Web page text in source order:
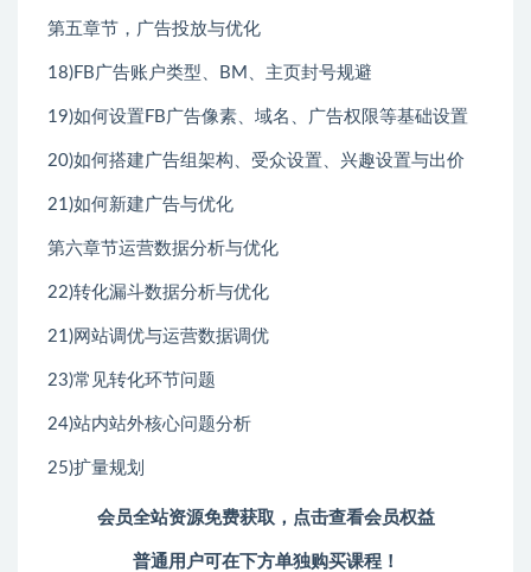
第五章节，广告投放与优化
18)FB广告账户类型、BM、主页封号规避
19)如何设置FB广告像素、域名、广告权限等基础设置
20)如何搭建广告组架构、受众设置、兴趣设置与出价
21)如何新建广告与优化
第六章节运营数据分析与优化
22)转化漏斗数据分析与优化
21)网站调优与运营数据调优
23)常见转化环节问题
24)站内站外核心问题分析
25)扩量规划
会员全站资源免费获取，点击查看会员权益
普通用户可在下方单独购买课程！